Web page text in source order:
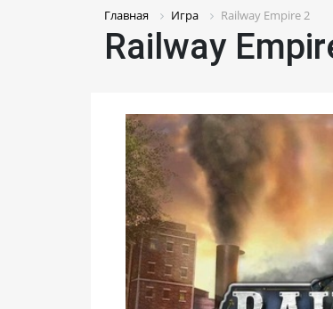
Главная Игра Railway Empire 2
Railway